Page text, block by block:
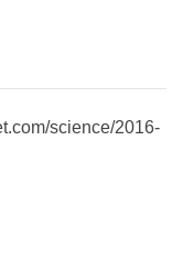
science/2016-